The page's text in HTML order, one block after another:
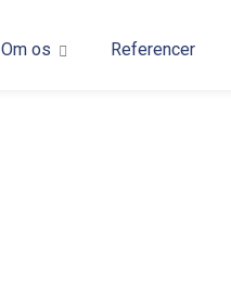
Om os Referencer